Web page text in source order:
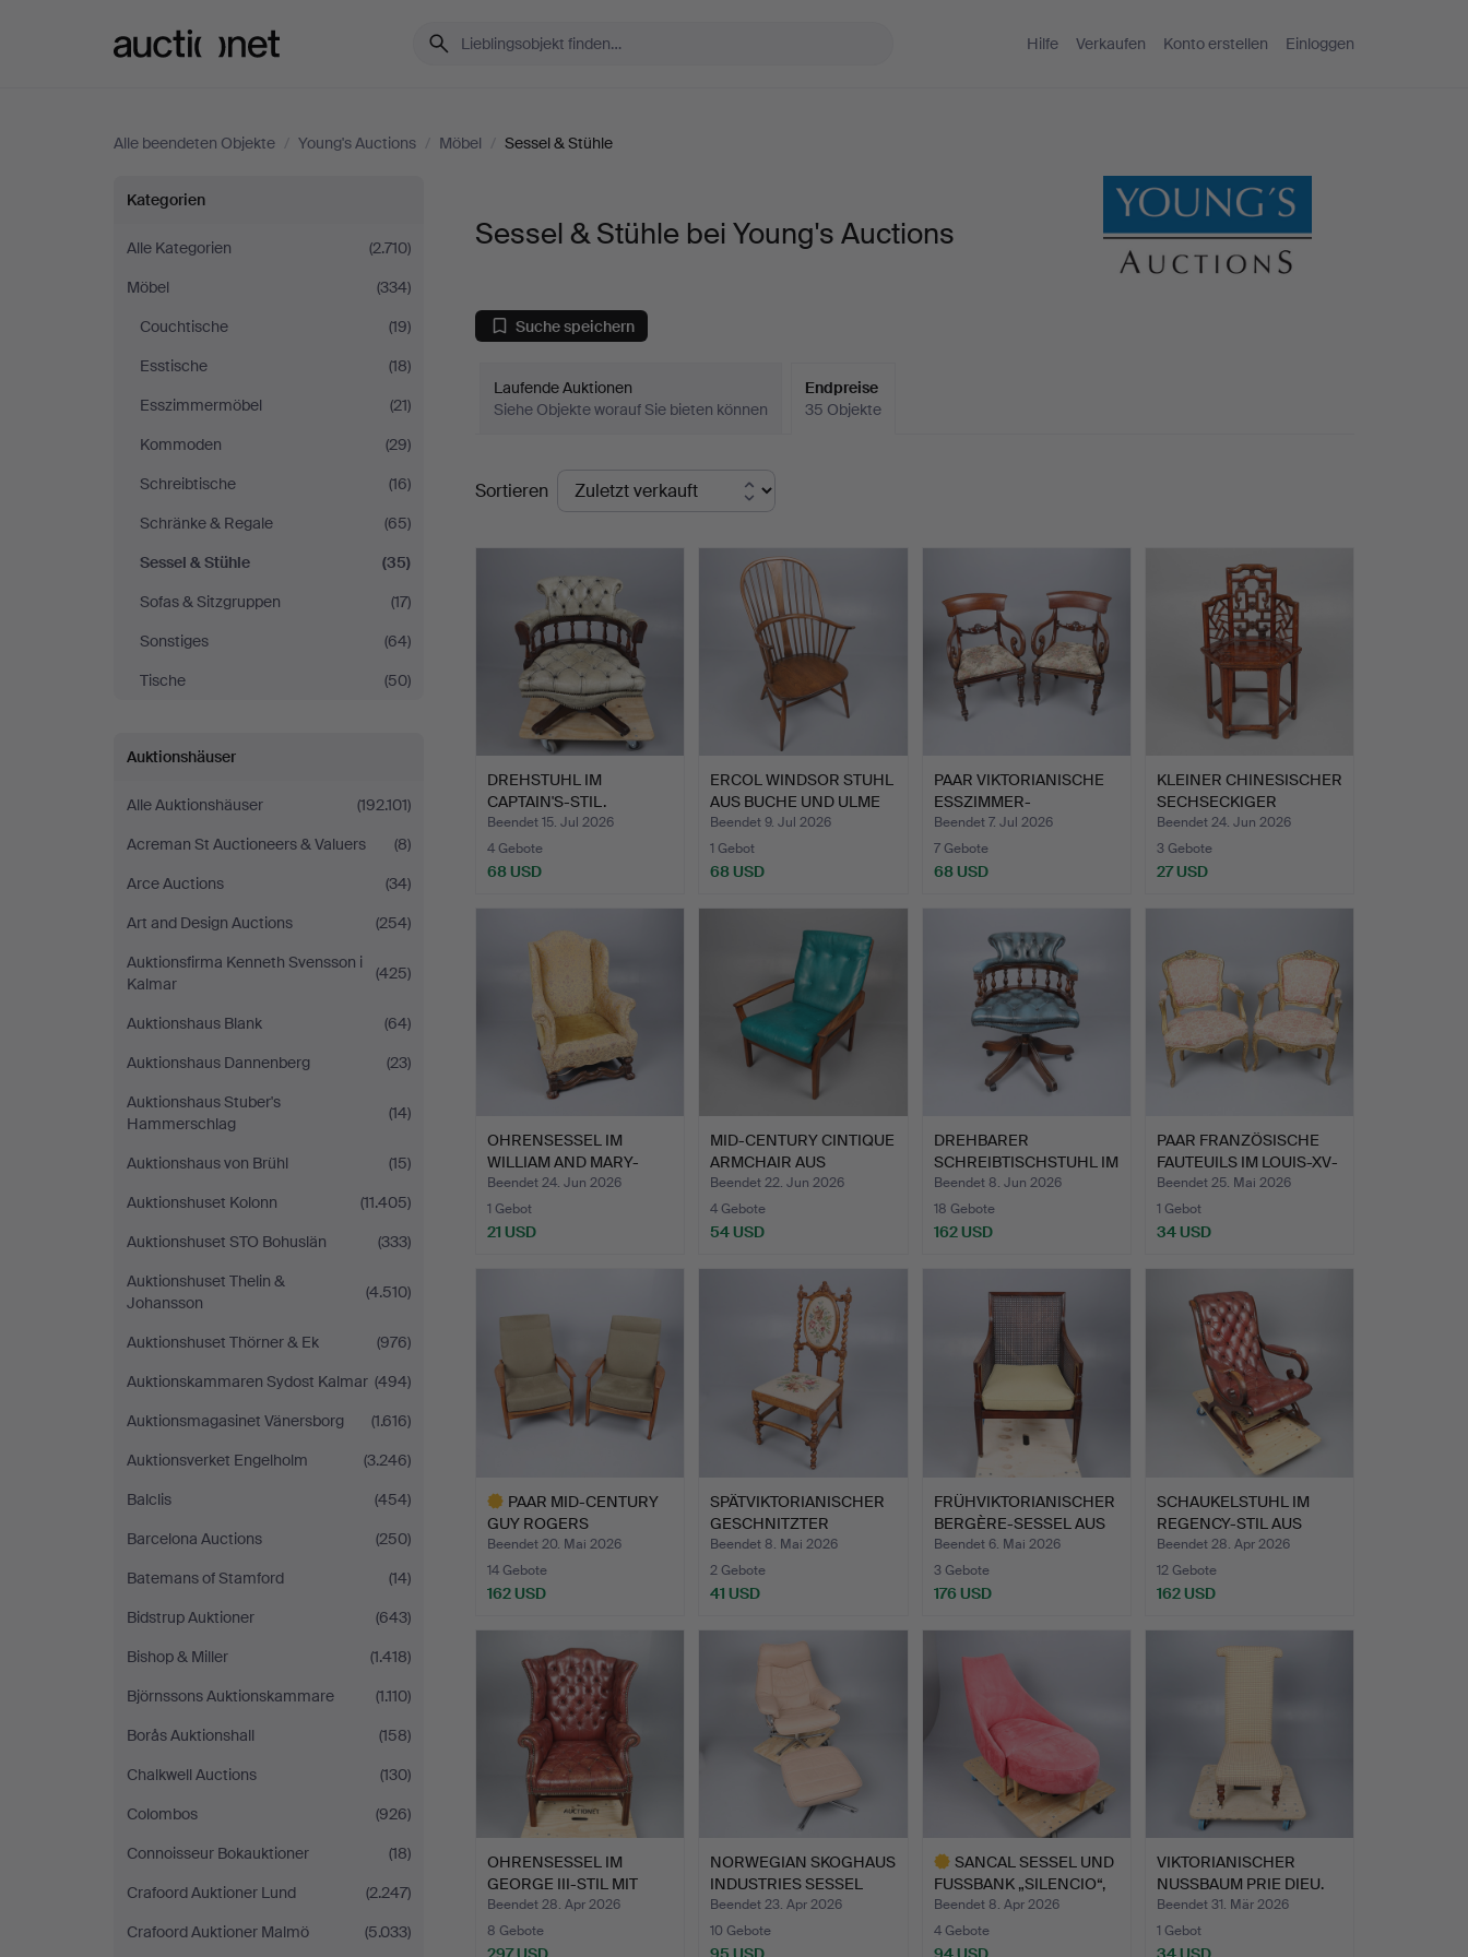
Hilfe Verkaufen Konto erstellen Einloggen
Alle beendeten Objekte / Young's Auctions / Möbel / Sessel & Stühle
Sessel
&
Stühle
bei
Young's
Auctions
Kategorien
Alle Kategorien
(2.710)
Möbel
(334)
Couchtische
(19)
Esstische
(18)
Esszimmermöbel
(21)
Kommoden
(29)
Schreibtische
(16)
Schränke & Regale
(65)
Sessel & Stühle
(35)
Sofas & Sitzgruppen
(17)
Sonstiges
(64)
Tische
(50)
Auktionshäuser
Alle Auktionshäuser
(192.101)
Acreman St Auctioneers & Valuers
(8)
Arce Auctions
(34)
Art and Design Auctions
(254)
Auktionsfirma Kenneth Svensson i
Kalmar
(425)
Auktionshaus Blank
(64)
Auktionshaus Dannenberg
(23)
Auktionshaus Stuber's
Hammerschlag
(14)
Auktionshaus von Brühl
(15)
Auktionshuset Kolonn
(11.405)
Auktionshuset STO Bohuslän
(333)
Auktionshuset Thelin &
Johansson
(4.510)
Auktionshuset Thörner & Ek
(976)
Auktionskammaren Sydost Kalmar (494)
Auktionsmagasinet Vänersborg
(1.616)
Auktionsverket Engelholm
(3.246)
Balclis
(454)
Barcelona Auctions
(250)
Batemans of Stamford
(14)
Bidstrup Auktioner
(643)
Bishop & Miller
(1.418)
Björnssons Auktionskammare
(1.110)
Borås Auktionshall
(158)
Chalkwell Auctions
(130)
Colombos
(926)
Connoisseur Bokauktioner
(18)
Crafoord Auktioner Lund
(2.247)
Crafoord Auktioner Malmö
(5.033)
Sessel & Stühle bei Young's Auctions
Suche speichern
Laufende Auktionen
Siehe Objekte worauf Sie bieten können
Endpreise
35 Objekte
Endpreise
Sortieren
DREHSTUHL IM
CAPTAIN'S-STIL.
Beendet 15. Jul 2026
4 Gebote
68 USD
ERCOL WINDSOR STUHL
AUS BUCHE UND ULME
"CH…
Beendet 9. Jul 2026
1 Gebot
68 USD
PAAR VIKTORIANISCHE
ESSZIMMER-
ARMLEHNSTÜHL…
Beendet 7. Jul 2026
7 Gebote
68 USD
KLEINER CHINESISCHER
SECHSECKIGER
ARMLEHNS…
Beendet 24. Jun 2026
3 Gebote
27 USD
OHRENSESSEL IM
WILLIAM AND MARY-
STIL, 19. …
Beendet 24. Jun 2026
1 Gebot
21 USD
MID-CENTURY CINTIQUE
ARMCHAIR AUS
TEAKHOLZ.
Beendet 22. Jun 2026
4 Gebote
54 USD
DREHBARER
SCHREIBTISCHSTUHL IM
CAPTAIN'S-S…
Beendet 8. Jun 2026
18 Gebote
162 USD
PAAR FRANZÖSISCHE
FAUTEUILS IM LOUIS-XV-
ST…
Beendet 25. Mai 2026
1 Gebot
34 USD
PAAR MID-CENTURY
GUY ROGERS
"MANHATTAN" RE…
Beendet 20. Mai 2026
14 Gebote
162 USD
SPÄTVIKTORIANISCHER
GESCHNITZTER
NURSING/B…
Beendet 8. Mai 2026
2 Gebote
41 USD
FRÜHVIKTORIANISCHER
BERGÈRE-SESSEL AUS
MAH…
Beendet 6. Mai 2026
3 Gebote
176 USD
SCHAUKELSTUHL IM
REGENCY-STIL AUS
MAHAGONI…
Beendet 28. Apr 2026
12 Gebote
162 USD
OHRENSESSEL IM
GEORGE III-STIL MIT
KNOPFHE…
Beendet 28. Apr 2026
8 Gebote
NORWEGIAN SKOGHAUS
INDUSTRIES SESSEL
UND F…
Beendet 23. Apr 2026
10 Gebote
SANCAL SESSEL UND
FUSSBANK „SILENCIO“,
ENT…
Beendet 8. Apr 2026
4 Gebote
VIKTORIANISCHER
NUSSBAUM PRIE DIEU.
Beendet 31. Mär 2026
1 Gebot